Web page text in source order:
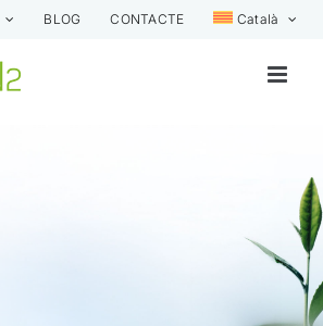
BLOG CONTACTE Català